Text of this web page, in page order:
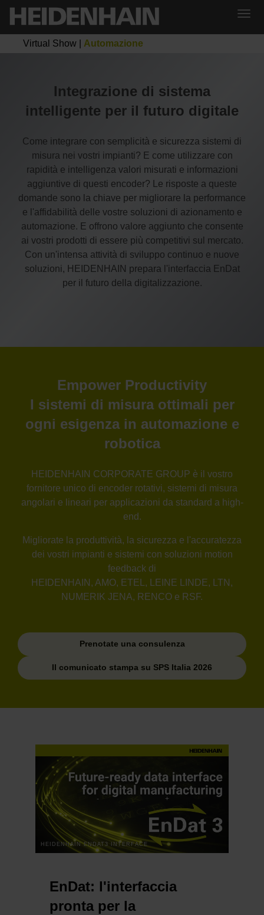
Virtual Show Automazione
Integrazione di sistema
intelligente per il futuro digitale
Come integrare con semplicità e sicurezza sistemi di
misura nei vostri impianti? E come utilizzare con
rapidità e intelligenza valori misurati e informazioni
aggiuntive di questi encoder? Le risposte a queste
domande sono la chiave per migliorare la performance
e l'affidabilità delle vostre soluzioni di azionamento e
automazione. E offrono valore aggiunto che consente
ai vostri prodotti di essere più competitivi sul mercato.
Con un'intensa attività di sviluppo continuo e nuove
soluzioni, HEIDENHAIN prepara l'interfaccia EnDat
per il futuro della digitalizzazione.
Empower Productivity
I sistemi di misura ottimali per
ogni esigenza in automazione e
robotica
HEIDENHAIN CORPORATE GROUP è il vostro
fornitore unico di encoder rotativi, sistemi di misura
angolari e lineari per applicazioni da standard a high-
end.
Migliorate la produttività, la sicurezza e l'accuratezza
dei vostri impianti e sistemi con soluzioni motion
feedback di
HEIDENHAIN, AMO, ETEL, LEINE LINDE, LTN,
NUMERIK JENA, RENCO e RSF.
Prenotate una consulenza
Il comunicato stampa su SPS Italia 2026
HEIDENHAIN ENDAT3 INTERFACE
EnDat: l'interfaccia
pronta per la